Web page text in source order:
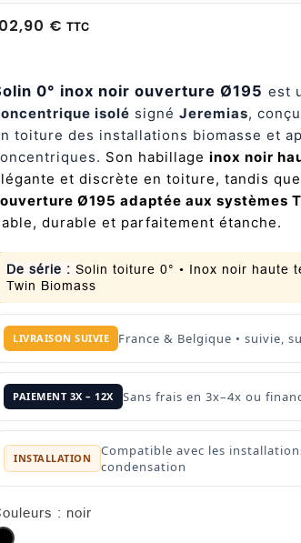
€ TTC
0° inox noir ouverture Ø195 est
isolé signé Jeremias,
toiture des installations biomasse et
Son habillage inox noir
et discrète en toiture, tandis
ouverture Ø195 adaptée aux systèmes
durable et parfaitement étanche.
De série : Solin toiture 0° • Inox noir haute
Twin Biomass
LIVRAISON SUIVIE France & Belgique • suivie,
PAIEMENT 3X – 12X Sans frais en 3x–4x ou
INSTALLATION
Compatible avec les
condensation
: noir
noir